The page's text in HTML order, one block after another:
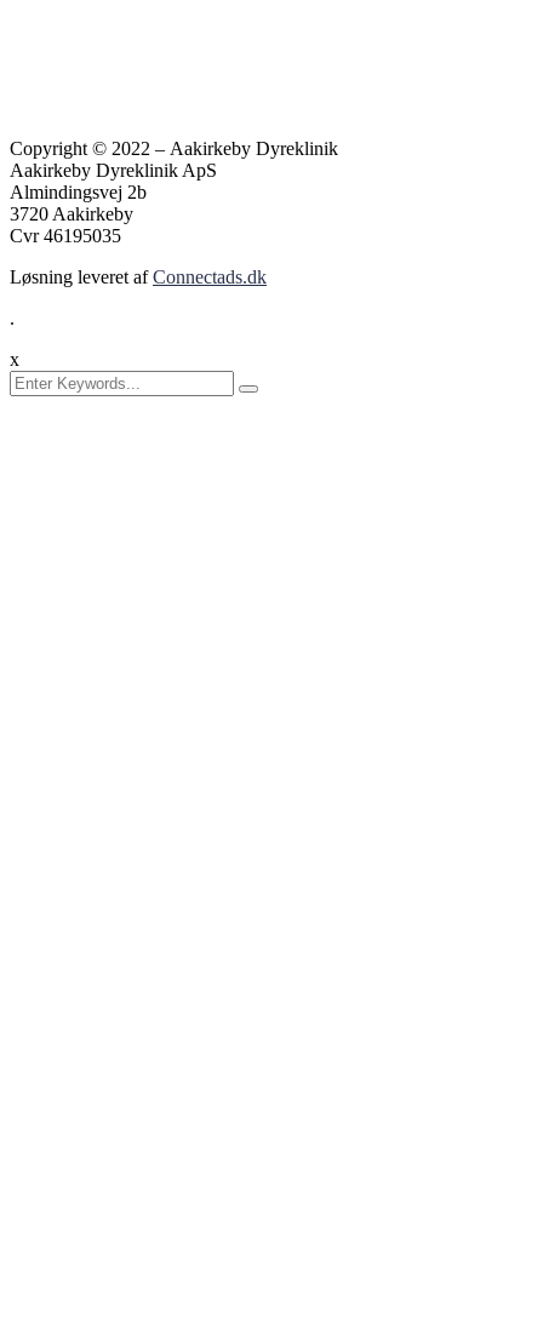
Copyright © 2022 – Aakirkeby Dyreklinik
Aakirkeby Dyreklinik ApS
Almindingsvej 2b
3720 Aakirkeby
Cvr 46195035
Løsning leveret afConnectads.dk
.
x